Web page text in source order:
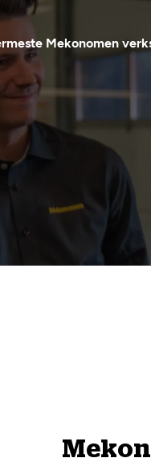
Mekonomen